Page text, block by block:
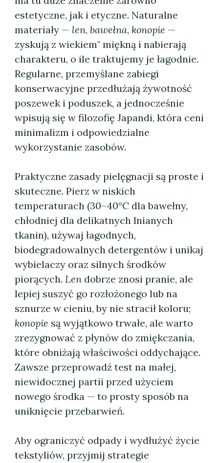
estetyczne, jak i etyczne. Naturalne
materiały — len, bawełna, konopie —
zyskują z wiekiem" miękną i nabierają
charakteru, o ile traktujemy je łagodnie.
Regularne, przemyślane zabiegi
konserwacyjne przedłużają żywotność
poszewek i poduszek, a jednocześnie
wpisują się w filozofię Japandi, która ceni
minimalizm i odpowiedzialne
wykorzystanie zasobów.
Praktyczne zasady pielęgnacji są proste i
skuteczne. Pierz w niskich
temperaturach (30–40°C dla bawełny,
chłodniej dla delikatnych lnianych
tkanin), używaj łagodnych,
biodegradowalnych detergentów i unikaj
wybielaczy oraz silnych środków
piorących. Len dobrze znosi pranie, ale
lepiej suszyć go rozłożonego lub na
sznurze w cieniu, by nie stracił koloru;
konopie są wyjątkowo trwałe, ale warto
zrezygnować z płynów do zmiękczania,
które obniżają właściwości oddychające.
Zawsze przeprowadź test na małej,
niewidocznej partii przed użyciem
nowego środka — to prosty sposób na
uniknięcie przebarwień.
Aby ograniczyć odpady i wydłużyć życie
tekstyliów, przyjmij strategie